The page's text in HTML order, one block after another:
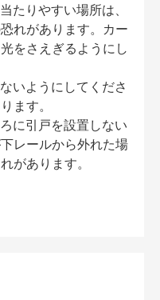
たりやすい場所は、
れがあります。カー
をさえぎるようにし
いようにしてくださ
ます。
に引戸を設置しない
レールから外れた場
があります。